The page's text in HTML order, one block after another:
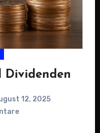
Dividenden
12, 2025